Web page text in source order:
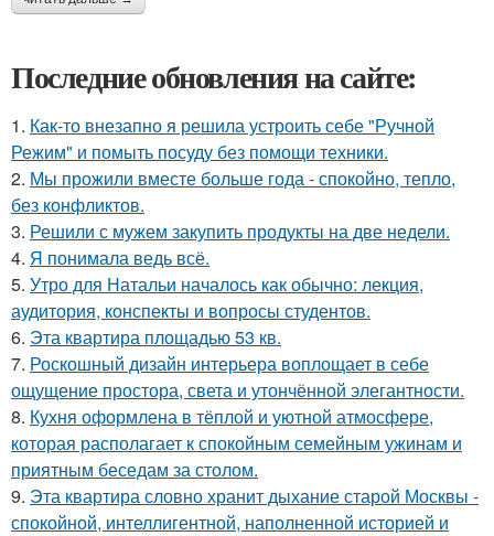
Последние обновления на сайте:
1. Как-то внезапно я решила устроить себе "Ручной
Режим" и помыть посуду без помощи техники.
2. Мы прожили вместе больше года - спокойно, тепло,
без конфликтов.
3. Решили с мужем закупить продукты на две недели.
4. Я понимала ведь всё.
5. Утро для Натальи началось как обычно: лекция,
аудитория, конспекты и вопросы студентов.
6. Эта квартира площадью 53 кв.
7. Роскошный дизайн интерьера воплощает в себе
ощущение простора, света и утончённой элегантности.
8. Кухня оформлена в тёплой и уютной атмосфере,
которая располагает к спокойным семейным ужинам и
приятным беседам за столом.
9. Эта квартира словно хранит дыхание старой Москвы -
спокойной, интеллигентной, наполненной историей и